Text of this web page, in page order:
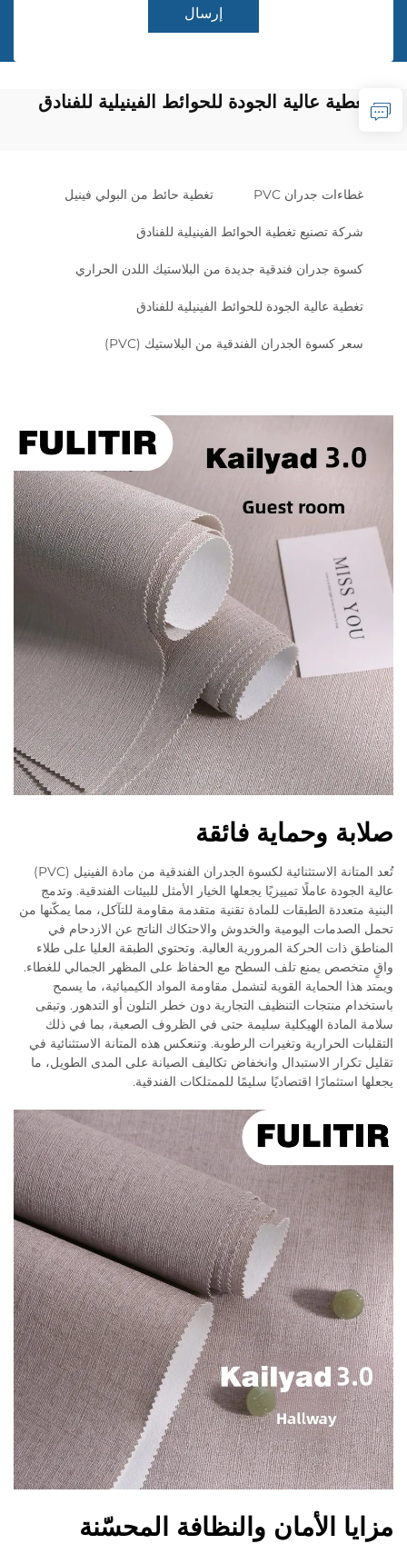
إرسال
تغطية عالية الجودة للحوائط الفينيلية للفنادق
غطاءات جدران PVC تغطية حائط من البولي فينيل
شركة تصنيع تغطية الحوائط الفينيلية للفنادق
كسوة جدران فندقية جديدة من البلاستيك اللدن الحراري
تغطية عالية الجودة للحوائط الفينيلية للفنادق
سعر كسوة الجدران الفندقية من البلاستيك (PVC)
صلابة وحماية فائقة
تُعد المتانة الاستثنائية لكسوة الجدران الفندقية من مادة الفينيل (PVC)
عالية الجودة عاملًا تمييزيًا يجعلها الخيار الأمثل للبيئات الفندقية. وتدمج
البنية متعددة الطبقات للمادة تقنية متقدمة مقاومة للتآكل، مما يمكّنها من
تحمل الصدمات اليومية والخدوش والاحتكاك الناتج عن الازدحام في
المناطق ذات الحركة المرورية العالية. وتحتوي الطبقة العليا على طلاء
واقٍ متخصص يمنع تلف السطح مع الحفاظ على المظهر الجمالي للغطاء.
ويمتد هذا الحماية القوية لتشمل مقاومة المواد الكيميائية، ما يسمح
باستخدام منتجات التنظيف التجارية دون خطر التلون أو التدهور. وتبقى
سلامة المادة الهيكلية سليمة حتى في الظروف الصعبة، بما في ذلك
التقلبات الحرارية وتغيرات الرطوبة. وتنعكس هذه المتانة الاستثنائية في
تقليل تكرار الاستبدال وانخفاض تكاليف الصيانة على المدى الطويل، ما
يجعلها استثمارًا اقتصاديًا سليمًا للممتلكات الفندقية.
مزايا الأمان والنظافة المحسّنة